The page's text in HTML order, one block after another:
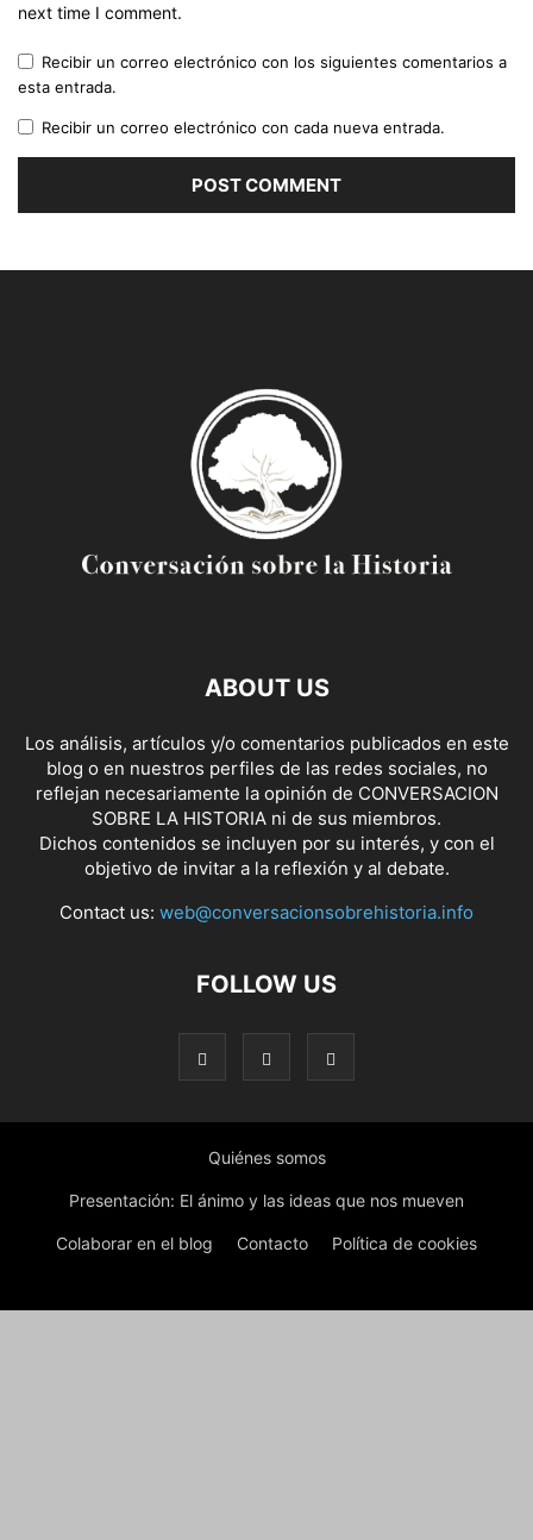
next time I comment.
Recibir un correo electrónico con los siguientes comentarios a
esta entrada.
Recibir un correo electrónico con cada nueva entrada.
ABOUT US
Los análisis, artículos y/o comentarios publicados en este
blog o en nuestros perfiles de las redes sociales, no
reflejan necesariamente la opinión de CONVERSACION
SOBRE LA HISTORIA ni de sus miembros.
Dichos contenidos se incluyen por su interés, y con el
objetivo de invitar a la reflexión y al debate.
Contact us: web@conversacionsobrehistoria.info
FOLLOW US
Quiénes somos
Presentación: El ánimo y las ideas que nos mueven
Colaborar en el blog Contacto Política de cookies